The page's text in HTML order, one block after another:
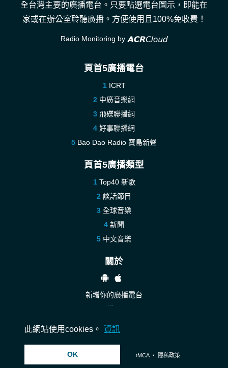
全台灣主要的廣播電台。只要點選電台圖示，即能在
家或在辦公室聆聽廣播。方便使用且100%免收費！
Radio Monitoring by
頁首5廣播電台
ICRT
中廣音樂網
飛碟聯播網
好事聯播網
Bao Dao Radio 寶島新聲
頁首5廣播類型
Top40 新歌
談話節目
全球音樂
新聞
中文音樂
關於
新增你的廣播電台
聯絡我們
© 2026 InstantAudio. 版權所有. ・ DMCA・ 隱私政策
此網站使用cookies。 資訊
OK